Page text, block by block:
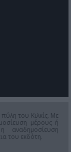
του Κιλκίς. Με
μέρους ή
του εκδότη.